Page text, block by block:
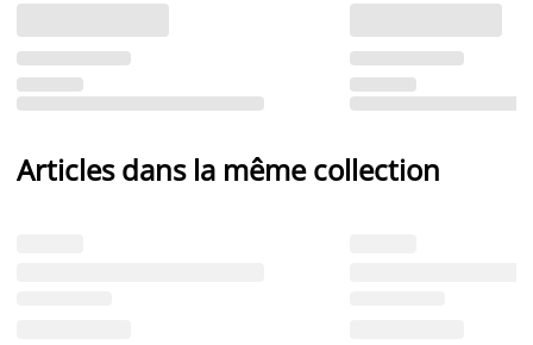
Articles dans la même collection